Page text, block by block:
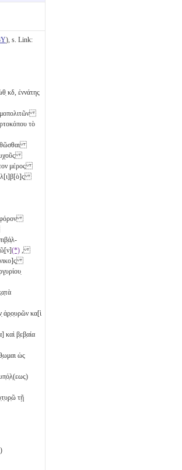
), s. Link:
κδ , ἐννάτης
τὸ
μέρος
λ[ι]β[ὸ]ς̣
φόρον
(*) ,
ἀ̣ρ̣ο̣υρῶν κα[ὶ
καὶ β̣εβ̣αία
ὡς
τῇ